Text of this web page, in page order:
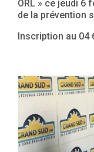
ORL » ce jeudi 6
de la prévention
Inscription au 04